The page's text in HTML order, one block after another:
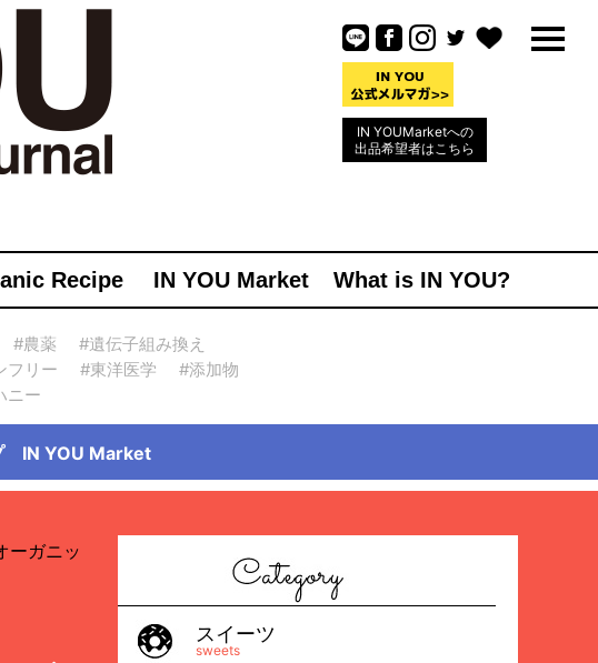
IN YOUMarketへの
出品希望者はこちら
Recipe IN YOU Market What is IN YOU?
#農薬
#遺伝子組み換え
フリー
#東洋医学
#添加物
ニー
IN YOU Market
ーガニッ
スイーツ
sweets